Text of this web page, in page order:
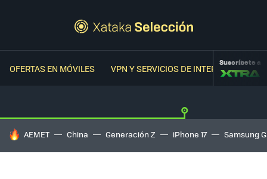
OFERTAS EN MÓVILES VPN Y SERVICIOS DE INTERNETSuscríbete a
HOY SE HABLA DE
AEMET China Generación Z iPhone 17 Samsung